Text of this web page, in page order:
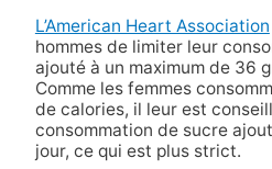
L’American Heart Association
hommes de limiter leur
ajouté à un maximum de 36
Comme les femmes
de calories, il leur est
consommation de sucre
jour, ce qui est plus strict.